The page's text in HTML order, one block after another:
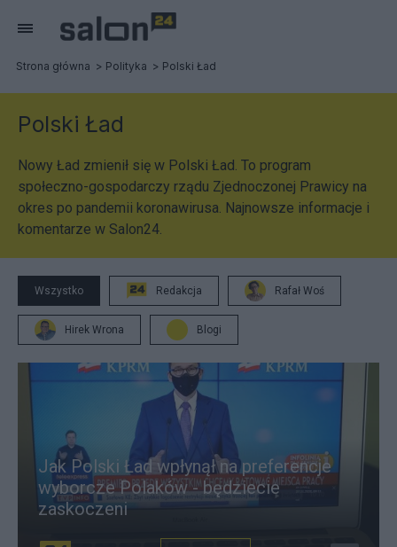
Strona główna Polityka Polski Ład
Polski Ład
Nowy Ład zmienił się w Polski Ład. To program
społeczno-gospodarczy rządu Zjednoczonej Prawicy na
okres po pandemii koronawirusa. Najnowsze informacje i
komentarze w Salon24.
Wszystko Redakcja Rafał Woś
Hirek Wrona Blogi
Jak Polski Ład wpłynął na preferencje
wyborcze Polaków - będziecie
zaskoczeni